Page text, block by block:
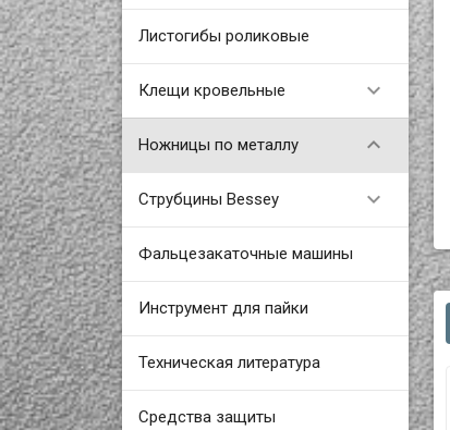
Листогибы роликовые
Клещи кровельные 
Ножницы по металлу 
Струбцины Bessey 
Фальцезакаточные машины
Инструмент для пайки
Техническая литература
Средства защиты